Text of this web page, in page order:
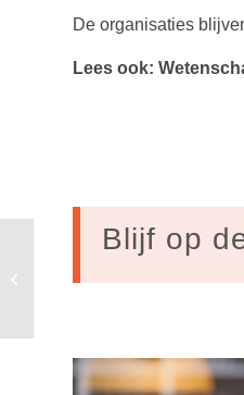
De organisaties
Lees ook:
Blijf op